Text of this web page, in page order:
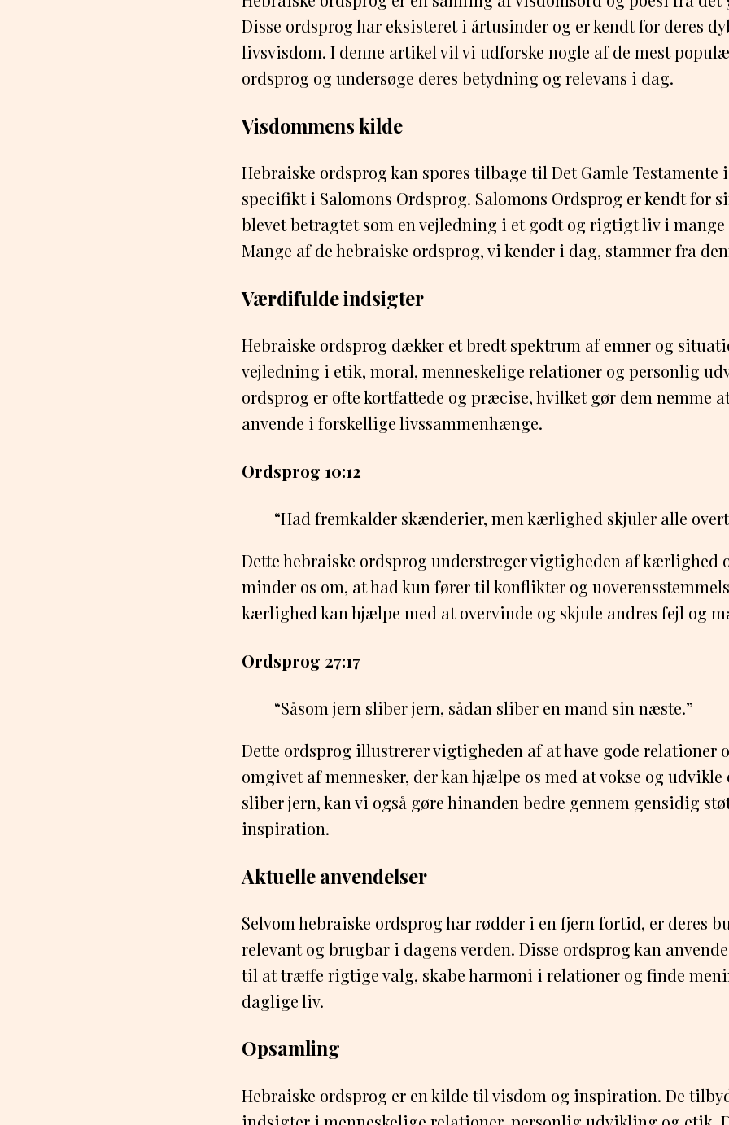
Disse ordsprog har eksisteret i årtusinder og er kendt for deres
livsvisdom. I denne artikel vil vi udforske nogle af de mest
ordsprog og undersøge deres betydning og relevans i dag.
Visdommens kilde
Hebraiske ordsprog kan spores tilbage til Det Gamle Testamente
specifikt i Salomons Ordsprog. Salomons Ordsprog er kendt for
blevet betragtet som en vejledning i et godt og rigtigt liv i mange
Mange af de hebraiske ordsprog, vi kender i dag, stammer fra
Værdifulde indsigter
Hebraiske ordsprog dækker et bredt spektrum af emner og
vejledning i etik, moral, menneskelige relationer og personlig
ordsprog er ofte kortfattede og præcise, hvilket gør dem nemme
anvende i forskellige livssammenhænge.
Ordsprog 10:12
“Had fremkalder skænderier, men kærlighed skjuler alle
Dette hebraiske ordsprog understreger vigtigheden af kærlighed
minder os om, at had kun fører til konflikter og
kærlighed kan hjælpe med at overvinde og skjule andres fejl og
Ordsprog 27:17
“Såsom jern sliber jern, sådan sliber en mand sin næste.”
Dette ordsprog illustrerer vigtigheden af ​​at have gode relationer
omgivet af mennesker, der kan hjælpe os med at vokse og udvikle
sliber jern, kan vi også gøre hinanden bedre gennem gensidig
inspiration.
Aktuelle anvendelser
Selvom hebraiske ordsprog har rødder i en fjern fortid, er deres
relevant og brugbar i dagens verden. Disse ordsprog kan
til at træffe rigtige valg, skabe harmoni i relationer og finde
daglige liv.
Opsamling
Hebraiske ordsprog er en kilde til visdom og inspiration. De